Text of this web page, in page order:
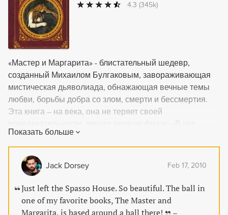
4.3 (345k)
«Мастер и Маргарита» - блистательный шедевр,
созданный Михаилом Булгаковым, завораживающая
мистическая дьяволиада, обнажающая вечные темы
любви, борьбы добра со злом, смерти и бессмертия.
Эта книга – на века, она не теряет своей
жаркого весеннего заката на Патриарших прудах
появились двое граждан…», - мы добровольно,
неминуемо и безвозвратно погружаемся в мир
Мастера, Маргариты, Пилата, Воланда, Азазелло с
Коровьевым и других героев романа.
Показать больше
Jack Dorsey Feb 17, 2010
Just left the Spasso House. So beautiful. The ball in
one of my favorite books, The Master and
Margarita, is based around a ball there!
–